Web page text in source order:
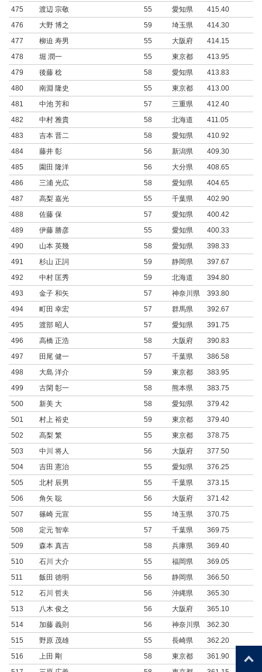
475
渡辺 宗敬 55 愛知県
415.40
476
大野 博之 59 埼玉県
414.30
477
柳迫 寿男 55 大阪府
414.15
478
堀 潤一 55 東京都
413.95
479
後藤 稔 58 愛知県
413.83
480
南淵 隆史 55 東京都
413.00
481
中池 芳和 57 三重県
412.40
482
中村 雅貴 58 北海道
411.05
483
吉本 晋二 58 愛知県
410.92
484
藤井 彰 56 新潟県
409.30
485
園田 隆洋 56 大分県
408.65
486
三浦 光広 58 愛知県
404.65
487
高梨 嘉光 55 千葉県
402.90
488
佐藤 保 57 愛知県
400.42
489
伊藤 勝彦 55 愛知県
400.33
490
山本 英幾 58 愛知県
398.33
491
杉山 正詞 59 静岡県
397.67
492
中村 匡秀 59 北海道
394.80
493
金子 和矢 57 神奈川県
393.80
494
町田 幸宏 57 群馬県
392.67
495
渡部 昭人 57 愛知県
391.75
496
高橋 正浩 58 大阪府
390.83
497
田尾 健一 57 千葉県
386.58
498
大島 洋介 59 東京都
383.95
499
古閑 彰一 58 熊本県
383.75
500
新美 大 58 愛知県
379.42
501
村上 裕史 59 東京都
379.40
502
高梨 繁 55 東京都
378.75
503
中川 将人 56 大阪府
377.50
504
吉田 憲治 55 愛知県
376.25
505
北村 辰男 55 千葉県
373.15
506
角矢 聡 56 大阪府
371.42
507
篠崎 元宣 55 埼玉県
370.75
508
定元 智幸 57 千葉県
369.75
509
森本 真吉 58 兵庫県
369.40
510
石川 大介 55 福岡県
369.05
511
飯田 徳明 56 静岡県
366.50
512
石川 哲夫 56 沖縄県
365.30
513
八木 俊之 56 大阪府
365.10
514
加藤 義則 56 神奈川県
362.30
515
野原 茂雄 55 長崎県
362.20
516
上田 剛 58 東京都
361.90